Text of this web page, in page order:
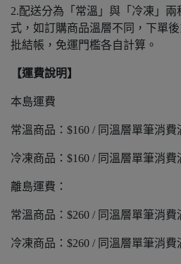
2.配送分為「常溫」與「冷凍」
式，如訂購商品溫層不同，下單
批結帳，免運門檻各自計算。
【運費說明】
本島運費
常溫商品：$160 / 同溫層單筆消費
冷凍商品：$160 / 同溫層單筆消費
離島運費：
常溫商品：$260 / 同溫層單筆消費
冷凍商品：$260 / 同溫層單筆消費